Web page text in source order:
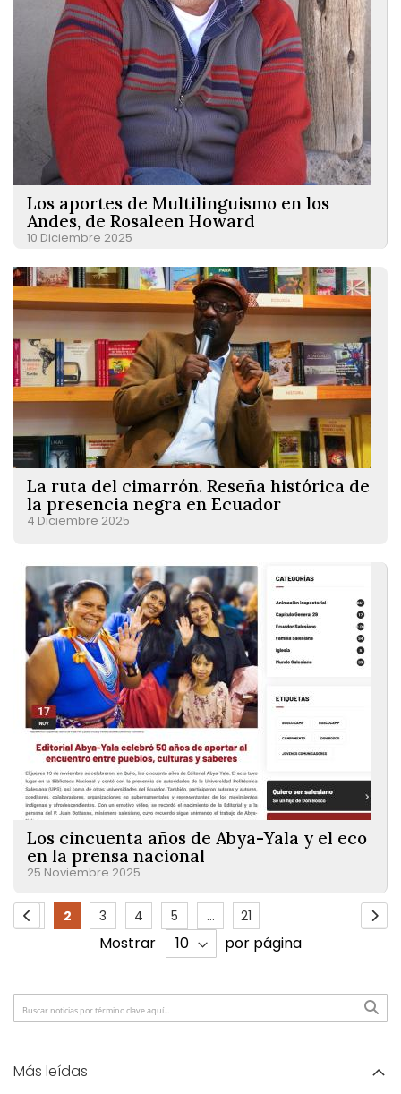
Los aportes de Multilinguismo en los
Andes, de Rosaleen Howard
10 Diciembre 2025
La ruta del cimarrón. Reseña histórica de
la presencia negra en Ecuador
4 Diciembre 2025
Los cincuenta años de Abya-Yala y el eco
en la prensa nacional
25 Noviembre 2025
Page
Previous
Page You're
page
2
Page
3
Page
4
Page
5 ...
Page
21
Mostrar por página
Más leídas